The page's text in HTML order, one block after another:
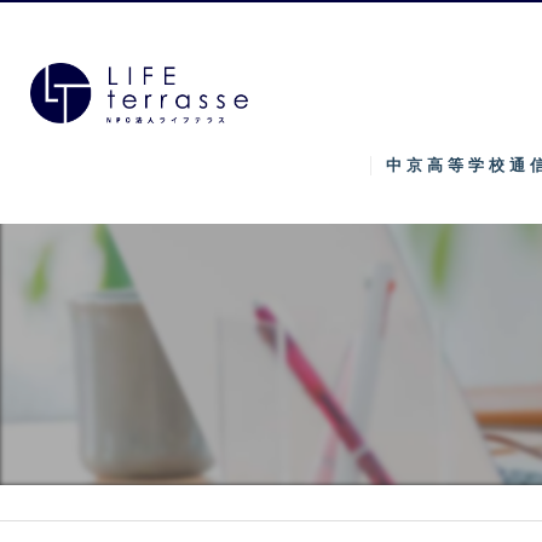
中京高等学校通